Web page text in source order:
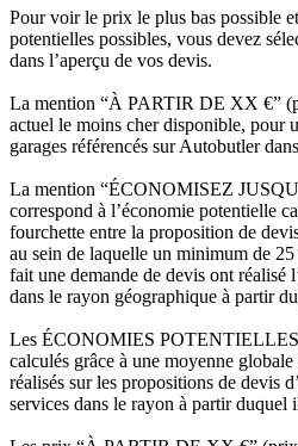
Pour voir le prix le plus bas possible
potentielles possibles, vous devez
dans l’aperçu de vos devis.
La mention “À PARTIR DE XX €”
actuel le moins cher disponible, pour
garages référencés sur Autobutler
La mention “ÉCONOMISEZ
correspond à l’économie potentielle
fourchette entre la proposition de
au sein de laquelle un minimum de
fait une demande de devis ont réalisé
dans le rayon géographique à partir
Les ÉCONOMIES
calculés grâce à une moyenne
réalisés sur les propositions de devis
services dans le rayon à partir duquel